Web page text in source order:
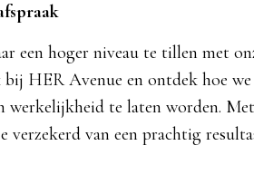
een hoger niveau te tillen met
bij HER Avenue en ontdek hoe
te laten worden.
verzekerd van een prachtig